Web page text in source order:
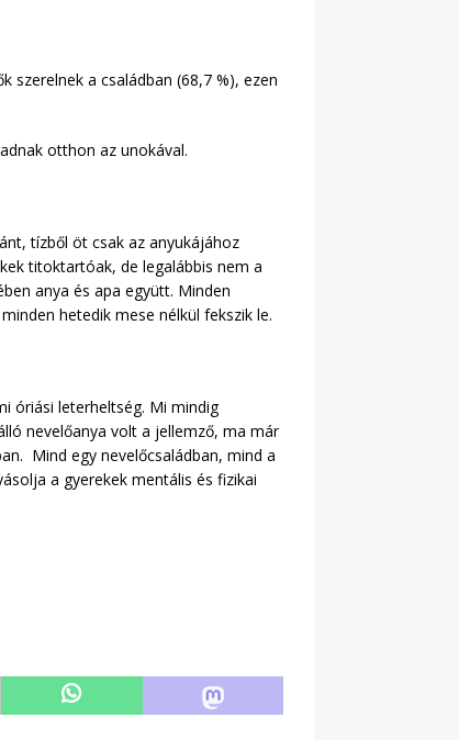
a családban (68,7 %), ezen
otthon az unokával.
tízből öt csak az anyukájához
titoktartóak, de legalábbis nem a
anya és apa együtt. Minden
hetedik mese nélkül fekszik le.
óriási leterheltség. Mi mindig
nevelőanya volt a jellemző, ma már
Mind egy nevelőcsaládban, mind a
a gyerekek mentális és fizikai